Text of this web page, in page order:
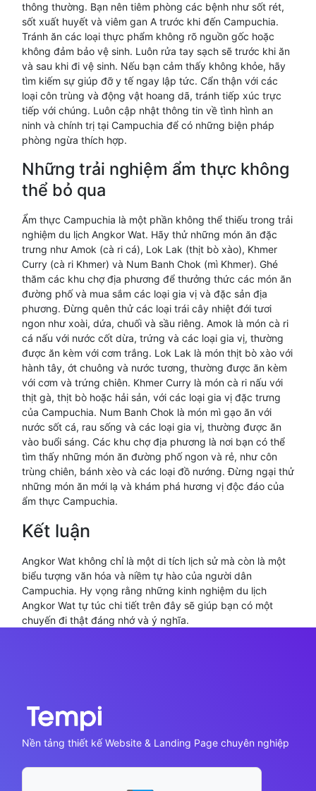
thông thường. Bạn nên tiêm phòng các bệnh như sốt rét,
sốt xuất huyết và viêm gan A trước khi đến Campuchia.
Tránh ăn các loại thực phẩm không rõ nguồn gốc hoặc
không đảm bảo vệ sinh. Luôn rửa tay sạch sẽ trước khi ăn
và sau khi đi vệ sinh. Nếu bạn cảm thấy không khỏe, hãy
tìm kiếm sự giúp đỡ y tế ngay lập tức. Cẩn thận với các
loại côn trùng và động vật hoang dã, tránh tiếp xúc trực
tiếp với chúng. Luôn cập nhật thông tin về tình hình an
ninh và chính trị tại Campuchia để có những biện pháp
phòng ngừa thích hợp.
Những trải nghiệm ẩm thực không
thể bỏ qua
Ẩm thực Campuchia là một phần không thể thiếu trong trải
nghiệm du lịch Angkor Wat. Hãy thử những món ăn đặc
trưng như Amok (cà ri cá), Lok Lak (thịt bò xào), Khmer
Curry (cà ri Khmer) và Num Banh Chok (mì Khmer). Ghé
thăm các khu chợ địa phương để thưởng thức các món ăn
đường phố và mua sắm các loại gia vị và đặc sản địa
phương. Đừng quên thử các loại trái cây nhiệt đới tươi
ngon như xoài, dứa, chuối và sầu riêng. Amok là món cà ri
cá nấu với nước cốt dừa, trứng và các loại gia vị, thường
được ăn kèm với cơm trắng. Lok Lak là món thịt bò xào với
hành tây, ớt chuông và nước tương, thường được ăn kèm
với cơm và trứng chiên. Khmer Curry là món cà ri nấu với
thịt gà, thịt bò hoặc hải sản, với các loại gia vị đặc trưng
của Campuchia. Num Banh Chok là món mì gạo ăn với
nước sốt cá, rau sống và các loại gia vị, thường được ăn
vào buổi sáng. Các khu chợ địa phương là nơi bạn có thể
tìm thấy những món ăn đường phố ngon và rẻ, như côn
trùng chiên, bánh xèo và các loại đồ nướng. Đừng ngại thử
những món ăn mới lạ và khám phá hương vị độc đáo của
ẩm thực Campuchia.
Kết luận
Angkor Wat không chỉ là một di tích lịch sử mà còn là một
biểu tượng văn hóa và niềm tự hào của người dân
Campuchia. Hy vọng rằng những kinh nghiệm du lịch
Angkor Wat tự túc chi tiết trên đây sẽ giúp bạn có một
chuyến đi thật đáng nhớ và ý nghĩa.
Nền tảng thiết kế Website & Landing Page chuyên nghiệp